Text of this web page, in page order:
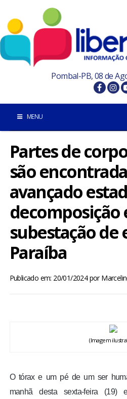
Pombal-PB, 08 de
MENU
INÍCIO
POMBAL E REGIÃO
BRASIL
MUNDO
TV LPB
Partes de
são
avançado
decomposição
subestação de
Paraíba
Publicado em: 20/01/2024por
(Imagem
O tórax e um pé de um ser
manhã desta sexta-feira (19)